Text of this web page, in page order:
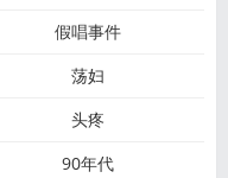
假唱事件
荡妇
头疼
90年代